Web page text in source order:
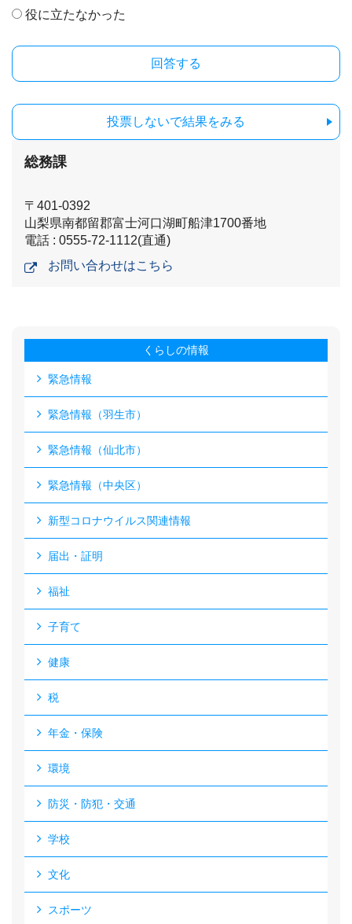
役に立たなかった
投票しないで結果をみる
総務課
〒401-0392
山梨県南都留郡富士河口湖町船津1700番地
電話 : 0555-72-1112(直通)
お問い合わせはこちら
くらしの情報
緊急情報
緊急情報（羽生市）
緊急情報（仙北市）
緊急情報（中央区）
新型コロナウイルス関連情報
届出・証明
福祉
子育て
健康
税
年金・保険
環境
防災・防犯・交通
学校
文化
スポーツ